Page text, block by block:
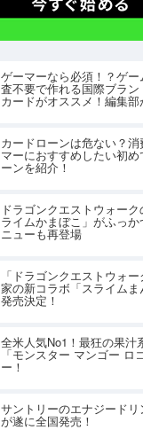
ゲーマーなら必須！？ゲ
査不要で作れる国際ブラン
カードがオススメ！編集部
カードローンは危ない？
マーにおすすめしたい初め
ーンを紹介！
ドラゴンクエストウォー
ライムかまぼこ」がふっか
ニューも再登場
「ドラゴンクエストウォ
家の新コラボ「スライム
発売決定！
全米人気No1！最狂の果汁
「モンスター マンゴー ロ
ー！
サントリーのエナジードリ
が遂に全国発売！